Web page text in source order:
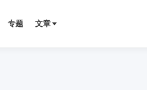
专题 文章